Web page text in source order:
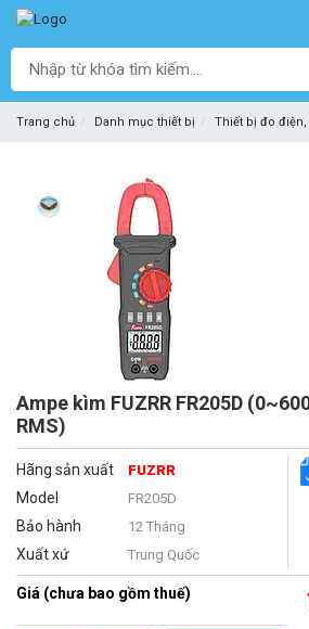
Trang chủ Danh mục thiết bị Thiết bị đo
Ampe kìm FUZRR FR205D
RMS)
Hãng sản xuất FUZRR
Model FR205D
Bảo hành 12 Tháng
Xuất xứ Trung Quốc
Giá (chưa bao gồm thuế)